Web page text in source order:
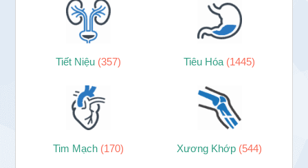
Tiết Niệu (357) Tiêu Hóa (1445)
Tim Mạch (170) Xương Khớp (544)